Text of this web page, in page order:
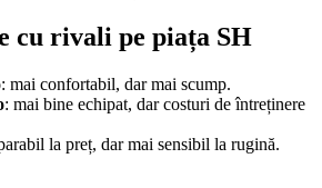
cu rivali pe piața SH
: mai confortabil, dar mai scump.
: mai bine echipat, dar costuri de întreținere
la preț, dar mai sensibil la rugină.